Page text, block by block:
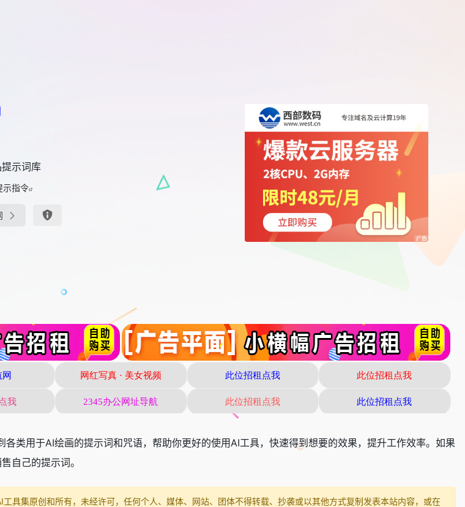
示词库
示指令
类用于AI绘画的提示词和咒语，帮助你更好的使用AI工具，快速得到想要的效果，提升工作效率。如果
自己的提示词。
具集原创和所有，未经许可，任何个人、媒体、网站、团体不得转载、抄袭或以其他方式复制发表本站内容，或在